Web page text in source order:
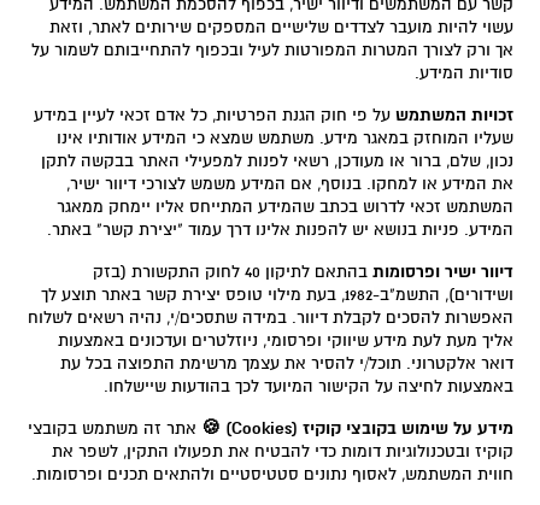
קשר עם המשתמשים ודיוור ישיר, בכפוף להסכמת המשתמש. המידע
עשוי להיות מועבר לצדדים שלישיים המספקים שירותים לאתר, וזאת
אך ורק לצורך המטרות המפורטות לעיל ובכפוף להתחייבותם לשמור על
סודיות המידע.
זכויות המשתמש על פי חוק הגנת הפרטיות, כל אדם זכאי לעיין במידע
שעליו המוחזק במאגר מידע. משתמש שמצא כי המידע אודותיו אינו
נכון, שלם, ברור או מעודכן, רשאי לפנות למפעילי האתר בבקשה לתקן
את המידע או למחקו. בנוסף, אם המידע משמש לצורכי דיוור ישיר,
המשתמש זכאי לדרוש בכתב שהמידע המתייחס אליו יימחק ממאגר
המידע. פניות בנושא יש להפנות אלינו דרך עמוד "יצירת קשר" באתר.
דיוור ישיר ופרסומות
בהתאם לתיקון 40 לחוק התקשורת (בזק
ושידורים), התשמ"ב-1982, בעת מילוי טופס יצירת קשר באתר תוצע לך
האפשרות להסכים לקבלת דיוור. במידה שתסכים/י, נהיה רשאים לשלוח
אליך מעת לעת מידע שיווקי ופרסומי, ניוזלטרים ועדכונים באמצעות
דואר אלקטרוני. תוכל/י להסיר את עצמך מרשימת התפוצה בכל עת
באמצעות לחיצה על הקישור המיועד לכך בהודעות שיישלחו.
מידע על שימוש בקובצי קוקיז (Cookies) 🍪
אתר זה משתמש בקובצי
קוקיז ובטכנולוגיות דומות כדי להבטיח את תפעולו התקין, לשפר את
חווית המשתמש, לאסוף נתונים סטטיסטיים ולהתאים תכנים ופרסומות.